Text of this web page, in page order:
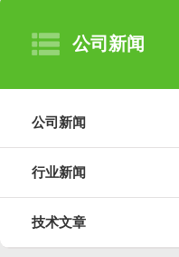
公司新闻
公司新闻
行业新闻
技术文章